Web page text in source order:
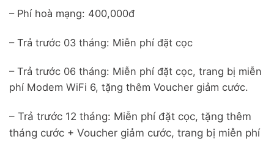
– Phí hoà mạng: 400,000đ
– Trả trước 03 tháng: Miễn phí đặt cọc
– Trả trước 06 tháng: Miễn phí đặt cọc, trang bị miễn
phí Modem WiFi 6, tặng thêm Voucher giảm cước.
– Trả trước 12 tháng: Miễn phí đặt cọc, tặng thêm
tháng cước + Voucher giảm cước, trang bị miễn phí